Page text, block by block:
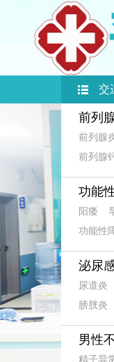
前列
前列腺
前列腺
功能
阳痿
功能性
泌尿
尿道炎
膀胱炎
男性
精子异
交